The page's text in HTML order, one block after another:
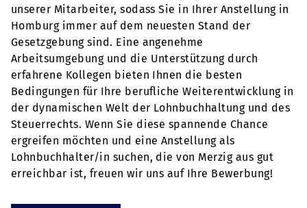
unserer Mitarbeiter, sodass Sie in Ihrer Anstellung in
Homburg immer auf dem neuesten Stand der
Gesetzgebung sind. Eine angenehme
Arbeitsumgebung und die Unterstützung durch
erfahrene Kollegen bieten Ihnen die besten
Bedingungen für Ihre berufliche Weiterentwicklung in
der dynamischen Welt der Lohnbuchhaltung und des
Steuerrechts. Wenn Sie diese spannende Chance
ergreifen möchten und eine Anstellung als
Lohnbuchhalter/in suchen, die von Merzig aus gut
erreichbar ist, freuen wir uns auf Ihre Bewerbung!